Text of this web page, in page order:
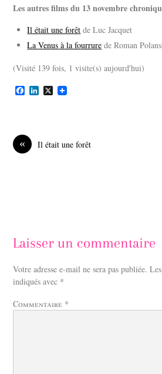
Les autres films du 13 novembre
Il était une forêt de Luc Jacquet
La Venus à la fourrure de Roman
(Visité 139 fois, 1 visite(s) aujourd'hui)
F
o
o
k
L
I
X
« Il était une forêt
Laisser un commentaire
Votre adresse e-mail ne sera pas publiée.
indiqués avec *
Commentaire *